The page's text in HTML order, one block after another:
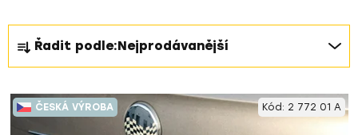
Ř
a
z
e
n
Řadit podle:Nejprodávanější
V
ý
ČESKÁ VÝROBA Kód: 2 772 01 A